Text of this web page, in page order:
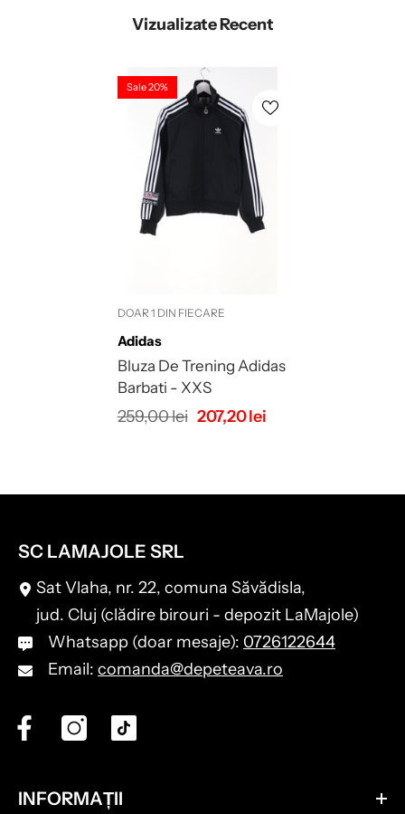
Vizualizate Recent
Sale 20%
DOAR 1 DIN FIECARE
Brand:
Adidas
Bluza De Trening Adidas
Barbati - XXS
259,00 lei 207,20 lei
SC LAMAJOLE SRL
Sat Vlaha, nr. 22, comuna Săvădisla,
jud. Cluj (clădire birouri - depozit LaMajole)
Whatsapp (doar mesaje): 0726122644
Email: comanda@depeteava.ro
INFORMAȚII